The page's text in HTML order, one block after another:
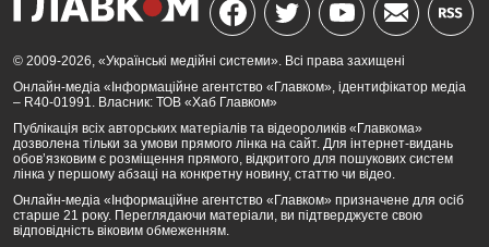
© 2009-2026, «Українські медійні системи». Всі права захищені
Онлайн-медіа «Інформаційне агентство «Главком», ідентифікатор медіа
– R40-01991. Власник: ТОВ «Хаб Главком»
Публікація всіх авторських матеріалів та відеороликів «Главкома»
дозволена тільки за умови прямого лінка на сайт. Для інтернет-видань
обов’язковим є розміщення прямого, відкритого для пошукових систем
лінка у першому абзаці на конкретну новину, статтю чи відео.
Онлайн-медіа «Інформаційне агентство «Главком» призначене для осіб
старше 21 року. Переглядаючи матеріали, ви підтверджуєте свою
відповідність віковим обмеженням.